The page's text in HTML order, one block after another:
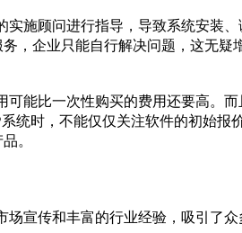
施顾问进行指导，导致系统安装、
，企业只能自行解决问题，这无疑
能比一次性购买的费用还要高。而
统时，不能仅仅关注软件的初始报
。
宣传和丰富的行业经验，吸引了众